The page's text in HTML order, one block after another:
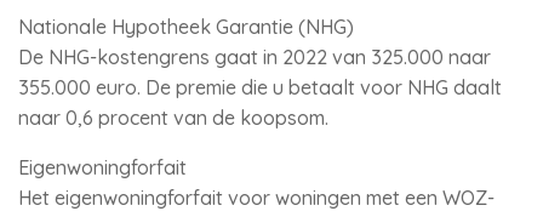
Nationale Hypotheek Garantie (NHG)
De NHG-kostengrens gaat in 2022 van 325.000 naar
355.000 euro. De premie die u betaalt voor NHG daalt
naar 0,6 procent van de koopsom.
Eigenwoningforfait
Het eigenwoningforfait voor woningen met een WOZ-